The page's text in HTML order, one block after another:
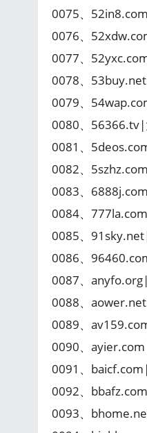
0075、
0076、
0077、
0078、
0079、
0080、56366.tv|
0081、
0082、
0083、
0084、
0085、
0086、
0087、
0088、
0089、
0090、
0091、
0092、
0093、